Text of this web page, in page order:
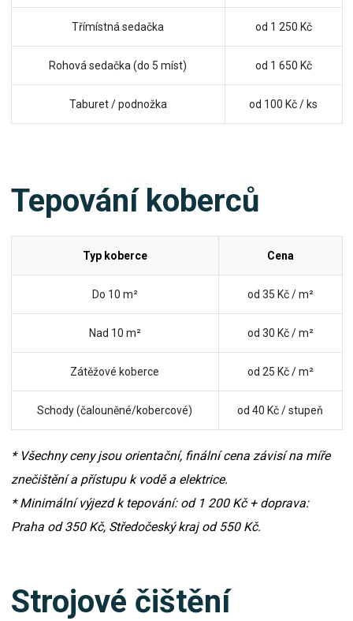
Třímístná sedačka od 1 250 Kč
Rohová sedačka (do 5 míst) od 1 650 Kč
Taburet / podnožka od 100 Kč / ks
Tepování koberců
Typ koberce Cena
Do 10 m² od 35 Kč / m²
Nad 10 m² od 30 Kč / m²
Zátěžové koberce od 25 Kč / m²
Schody (čalouněné/kobercové) od 40 Kč / stupeň
* Všechny ceny jsou orientační, finální cena závisí na míře
znečištění a přístupu k vodě a elektrice.
* Minimální výjezd k tepování: od 1 200 Kč + doprava:
Praha od 350 Kč, Středočeský kraj od 550 Kč.
Strojové čištění